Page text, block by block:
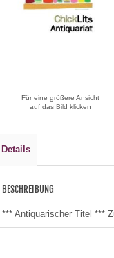
Für eine größere Ansicht
auf das Bild klicken
Details
BESCHREIBUNG
*** Antiquarischer Titel ***